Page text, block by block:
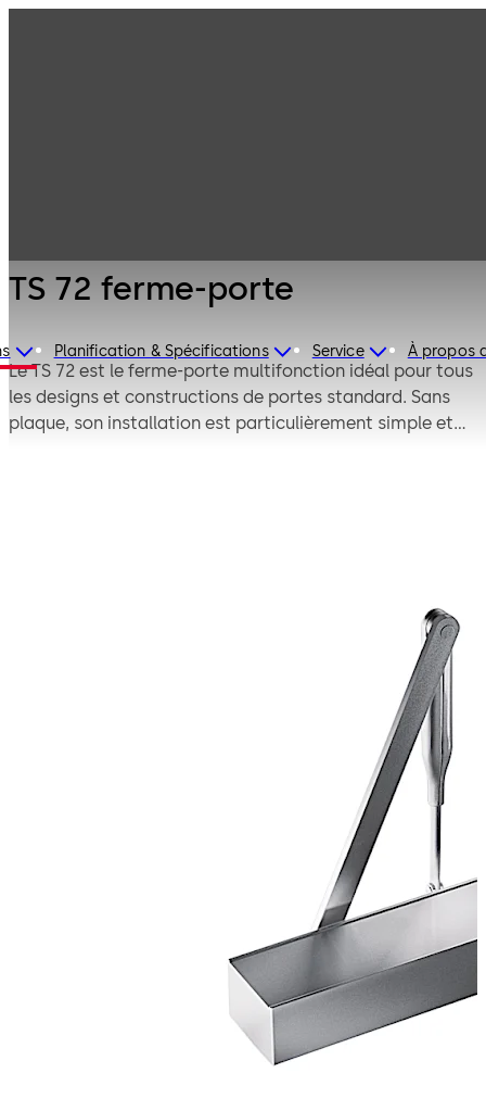
Planification & Spécifications Service À propos
TS 72 ferme-porte
Le TS 72 est le ferme-porte multifonction idéal pour tous
les designs et constructions de portes standard. Sans
plaque, son installation est particulièrement simple et